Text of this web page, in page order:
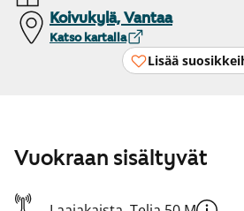
Koivukylä, Vantaa
Katso kartalla
Lisää
Vuokraan sisältyvät